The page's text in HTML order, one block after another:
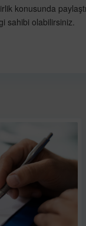
konusunda
sahibi olabilirsiniz.